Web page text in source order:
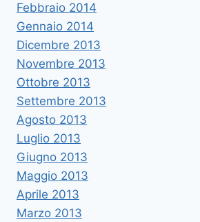
Febbraio 2014
Gennaio 2014
Dicembre 2013
Novembre 2013
Ottobre 2013
Settembre 2013
Agosto 2013
Luglio 2013
Giugno 2013
Maggio 2013
Aprile 2013
Marzo 2013